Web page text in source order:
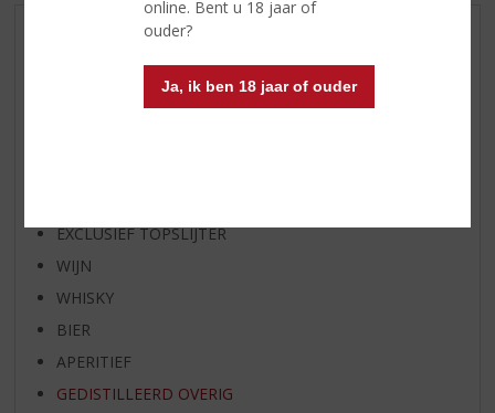
online. Bent u 18 jaar of
ouder?
Ja, ik ben 18 jaar of ouder
AANBIEDINGEN
WHISKY VAN DE MAAND
EXCLUSIEF TOPSLIJTER
WIJN
WHISKY
BIER
APERITIEF
GEDISTILLEERD OVERIG